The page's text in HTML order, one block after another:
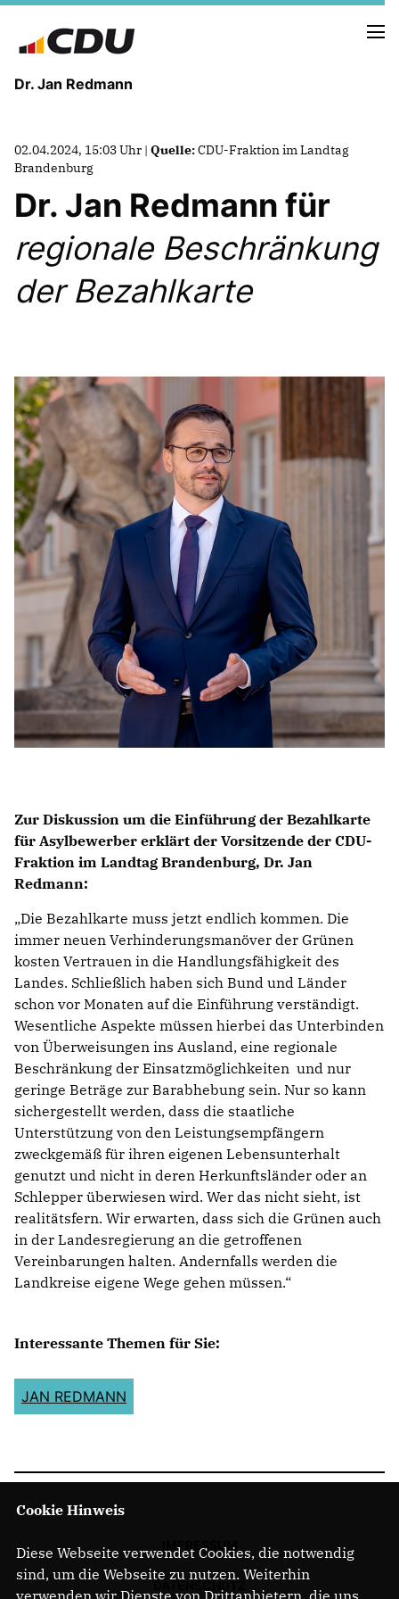
Dr. Jan Redmann
MEINE HEIMAT
MEIN VERSPRECHEN
PRESSEMITTEILUNGEN
02.04.2024, 15:03 Uhr | Quelle:CDU-Fraktion im Landtag
Brandenburg
Dr. Jan Redmann für
regionale Beschränkung
der Bezahlkarte
Zur Diskussion um die Einführung der Bezahlkarte
für Asylbewerber erklärt der Vorsitzende der CDU-
Fraktion im Landtag Brandenburg, Dr. Jan
Redmann:
Die Bezahlkarte muss jetzt endlich kommen. Die
immer neuen Verhinderungsmanöver der Grünen
kosten Vertrauen in die Handlungsfähigkeit des
Landes. Schließlich haben sich Bund und Länder
schon vor Monaten auf die Einführung verständigt.
Wesentliche Aspekte müssen hierbei das Unterbinden
von Überweisungen ins Ausland, eine regionale
Beschränkung der Einsatzmöglichkeiten und nur
geringe Beträge zur Barabhebung sein. Nur so kann
sichergestellt werden, dass die staatliche
Unterstützung von den Leistungsempfängern
zweckgemäß für ihren eigenen Lebensunterhalt
genutzt und nicht in deren Herkunftsländer oder an
Schlepper überwiesen wird. Wer das nicht sieht, ist
realitätsfern. Wir erwarten, dass sich die Grünen auch
in der Landesregierung an die getroffenen
Vereinbarungen halten. Andernfalls werden die
Landkreise eigene Wege gehen müssen.“
Interessante Themen für Sie:
JAN REDMANN
IMPRESSUM
Cookie Hinweis
Diese Webseite verwendet Cookies, die notwendig
sind, um die Webseite zu nutzen. Weiterhin
verwenden wir Dienste von Drittanbietern, die uns